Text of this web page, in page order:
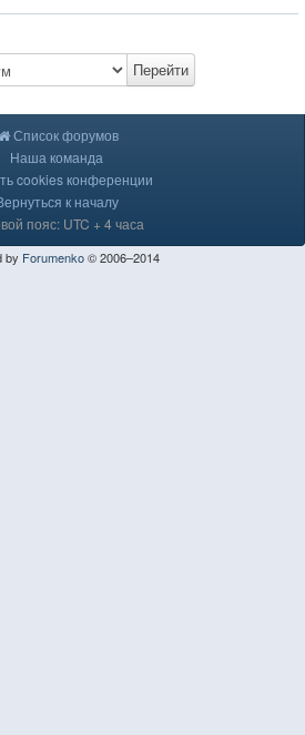
Перейти
Список форумов
Наша команда
cookies конференции
к началу
пояс: UTC + 4 часа
by Forumenko© 2006–2014